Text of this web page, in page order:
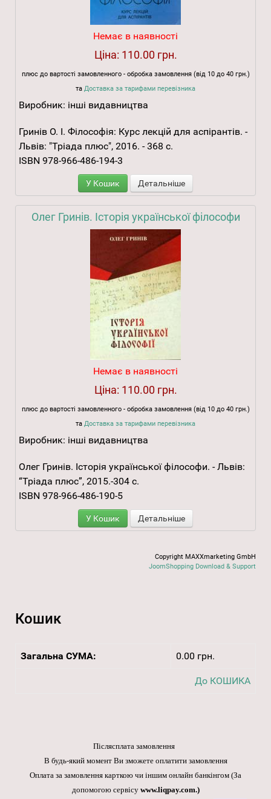
Немає в наявності
Ціна: 110.00 грн.
плюс до вартості замовленного - обробка замовлення (від 10 до 40 грн.)
та Доставка за тарифами перевізника
Виробник: інші видавництва
Гринів О. I. Філософія: Курс лекцій для аспірантів. -
Львів: "Тріада плюс", 2016. - 368 с.
ISBN 978-966-486-194-3
У Кошик Детальніше
Олег Гринів. Історія української філософи
Немає в наявності
Ціна: 110.00 грн.
плюс до вартості замовленного - обробка замовлення (від 10 до 40 грн.)
та Доставка за тарифами перевізника
Виробник: інші видавництва
Олег Гринів. Історія української філософи. - Львів:
“Тріада плюс”, 2015.-304 с.
ISBN 978-966-486-190-5
У Кошик Детальніше
Copyright MAXXmarketing GmbH
JoomShopping Download & Support
Кошик
Загальна СУМА: 0.00 грн.
До КОШИКА
Післясплата замовлення
В будь-який момент Ви зможете оплатити замовлення
Оплата за замовлення карткою чи іншим онлайн банкінгом (За
допомогою сервісу www.liqpay.com.)